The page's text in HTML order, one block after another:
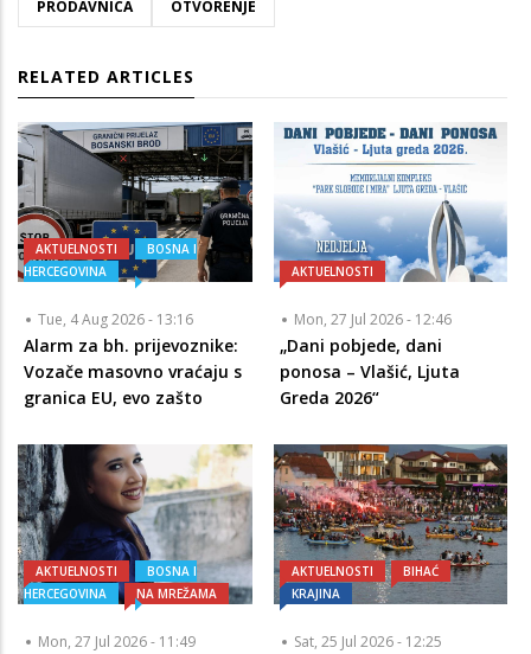
PRODAVNICA OTVORENJE
RELATED ARTICLES
AKTUELNOSTI
BOSNA I
HERCEGOVINA
Tue, 4 Aug 2026 - 13:16
Alarm za bh. prijevoznike:
Vozače masovno vraćaju s
granica EU, evo zašto
AKTUELNOSTI
Mon, 27 Jul 2026 - 12:46
„Dani pobjede, dani
ponosa – Vlašić, Ljuta
Greda 2026“
AKTUELNOSTI
BOSNA I
HERCEGOVINA
NA MREŽAMA
Mon, 27 Jul 2026 - 11:49
AKTUELNOSTI
BIHAĆ
KRAJINA
Sat, 25 Jul 2026 - 12:25